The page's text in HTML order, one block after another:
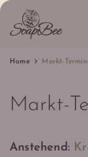
Home Markt-
Markt-
Anstehend: